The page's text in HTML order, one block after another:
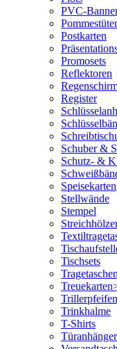
PVC-
Postkarten
Promosets
Reflektoren
Register
Schuber &
Schutz- &
Speisekarten
Stellwände
Stempel
Tischsets
Tragetaschen
Trillerpfeifen
Trinkhalme
T-Shirts
Türanhänger